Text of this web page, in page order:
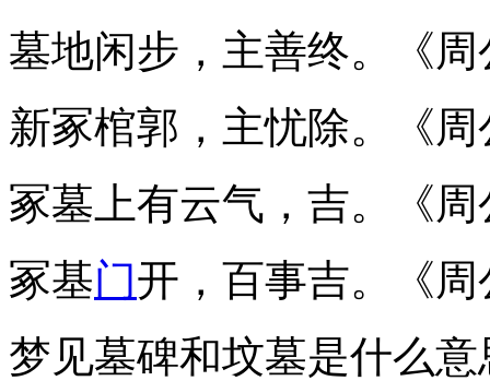
墓地闲步，主善终。《
新冢棺郭，主忧除。《
冢墓上有云气，吉。《
冢基门开，百事吉。《
梦见墓碑和坟墓是什么